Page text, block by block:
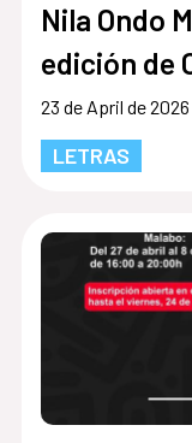
Nila Ondo
edición de
23 de April de 2026
LETRAS